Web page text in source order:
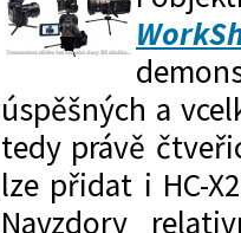
úspěšných a
tedy právě
lze přidat i HC-
Navzdory